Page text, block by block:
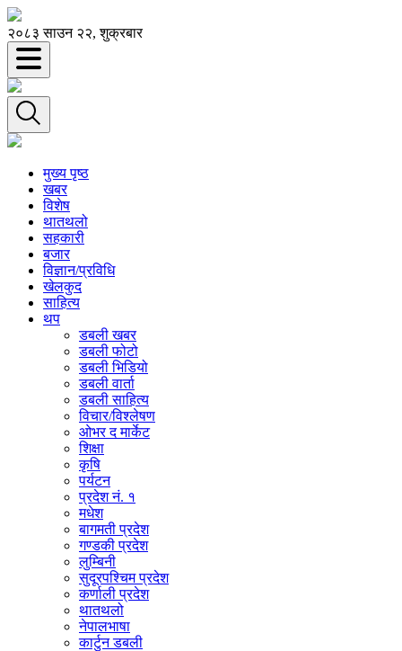
२०८३ साउन २२, शुक्रबार
मुख्य पृष्ठ
खबर
विशेष
थातथलो
सहकारी
बजार
विज्ञान/प्रविधि
खेलकुद
साहित्य
थप
डबली खबर
डबली फोटो
डबली भिडियो
डबली वार्ता
डबली साहित्य
विचार/विश्‍लेषण
ओभर द मार्केट
शिक्षा
कृषि
पर्यटन
प्रदेश नं. १
मधेश
बागमती प्रदेश
गण्डकी प्रदेश
लुम्बिनी
सुदूरपश्चिम प्रदेश
कर्णाली प्रदेश
थातथलो
नेपालभाषा
कार्टुन डबली